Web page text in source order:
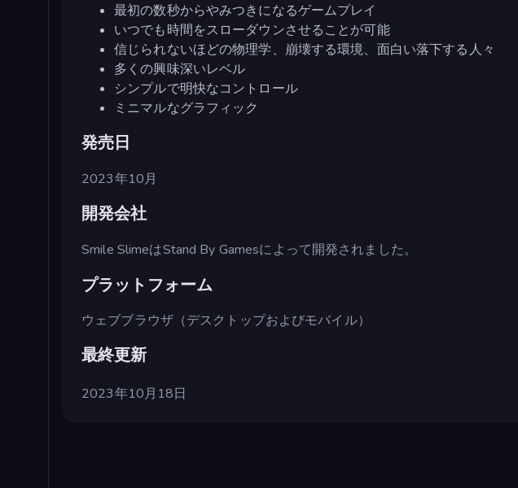
最初の数秒からやみつきになるゲームプレイ
いつでも時間をスローダウンさせることが可能
信じられないほどの物理学、崩壊する環境、面白い落下する人々
多くの興味深いレベル
シンプルで明快なコントロール
ミニマルなグラフィック
発売日
2023年10月
開発会社
Smile SlimeはStand By Gamesによって開発されました。
プラットフォーム
ウェブブラウザ（デスクトップおよびモバイル）
最終更新
2023年10月18日